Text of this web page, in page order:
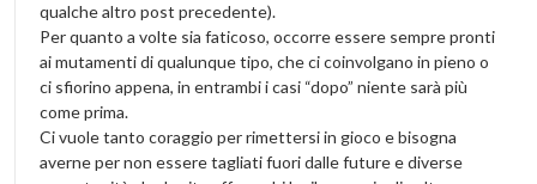
qualche altro post precedente).
Per quanto a volte sia faticoso, occorre essere sempre pronti
ai mutamenti di qualunque tipo, che ci coinvolgano in pieno o
ci sfiorino appena, in entrambi i casi “dopo” niente sarà più
come prima.
Ci vuole tanto coraggio per rimettersi in gioco e bisogna
averne per non essere tagliati fuori dalle future e diverse